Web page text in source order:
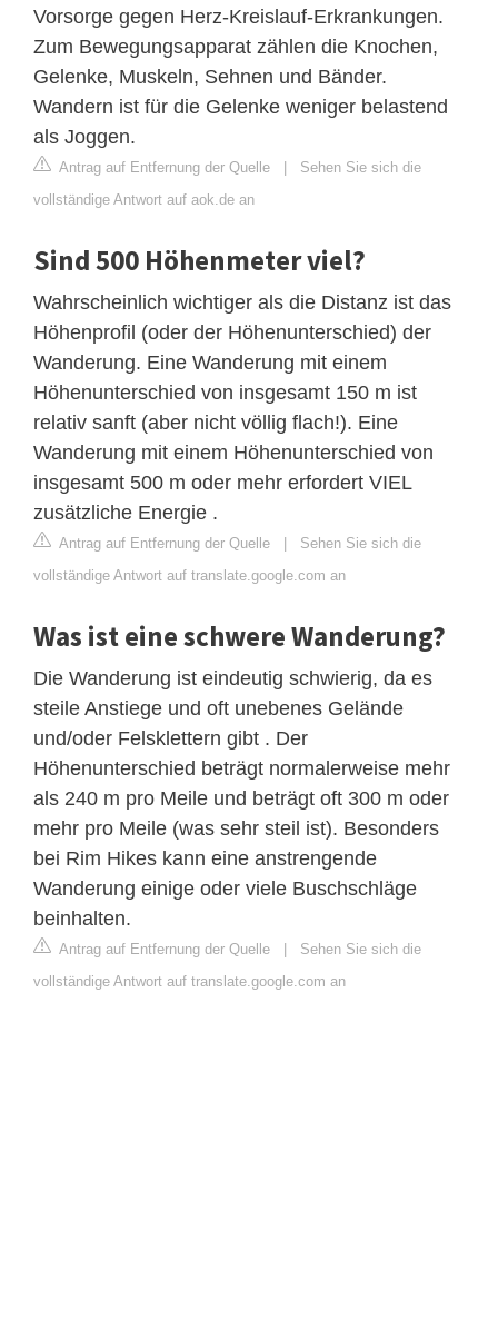
Vorsorge gegen Herz-Kreislauf-Erkrankungen.
Zum Bewegungsapparat zählen die Knochen,
Gelenke, Muskeln, Sehnen und Bänder.
Wandern ist für die Gelenke weniger belastend
als Joggen.
Antrag auf Entfernung der Quelle | Sehen Sie sich die
vollständige Antwort auf aok.de an
Sind 500 Höhenmeter viel?
Wahrscheinlich wichtiger als die Distanz ist das
Höhenprofil (oder der Höhenunterschied) der
Wanderung. Eine Wanderung mit einem
Höhenunterschied von insgesamt 150 m ist
relativ sanft (aber nicht völlig flach!). Eine
Wanderung mit einem Höhenunterschied von
insgesamt 500 m oder mehr erfordert VIEL
zusätzliche Energie .
Antrag auf Entfernung der Quelle | Sehen Sie sich die
vollständige Antwort auf translate.google.com an
Was ist eine schwere Wanderung?
Die Wanderung ist eindeutig schwierig, da es
steile Anstiege und oft unebenes Gelände
und/oder Felsklettern gibt . Der
Höhenunterschied beträgt normalerweise mehr
als 240 m pro Meile und beträgt oft 300 m oder
mehr pro Meile (was sehr steil ist). Besonders
bei Rim Hikes kann eine anstrengende
Wanderung einige oder viele Buschschläge
beinhalten.
Antrag auf Entfernung der Quelle | Sehen Sie sich die
vollständige Antwort auf translate.google.com an